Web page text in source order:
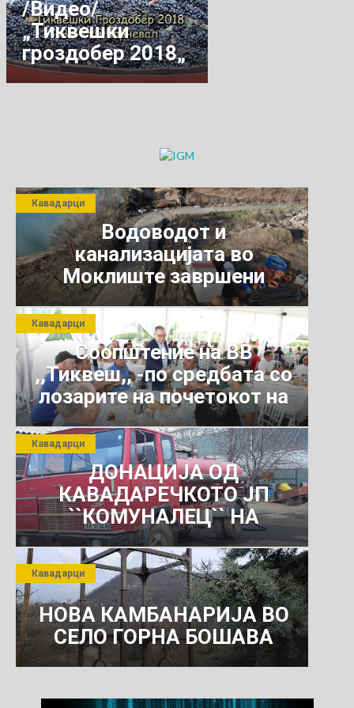
/Видео/
„Тиквешки
гроздобер 2018„
Вински карневал
Водоводот и
канализацијата во
Моклиште завршени
Кавадарци
Соопштение на ВВ
,,Тиквеш,, -по средбата со
лозарите на почетокот на
јули 2026 г.
Кавадарци
ДОНАЦИЈА ОД
КАВАДАРЕЧКОТО ЈП
``КОМУНАЛЕЦ`` НА
РОСОМАНСКОТО ЈАВНО
ПРЕТПРИЈАТИЕ ЗА
КОМУНАЛНО УСЛУГИ
Кавадарци
НОВА КАМБАНАРИЈА ВО
СЕЛО ГОРНА БОШАВА
Кавадарци